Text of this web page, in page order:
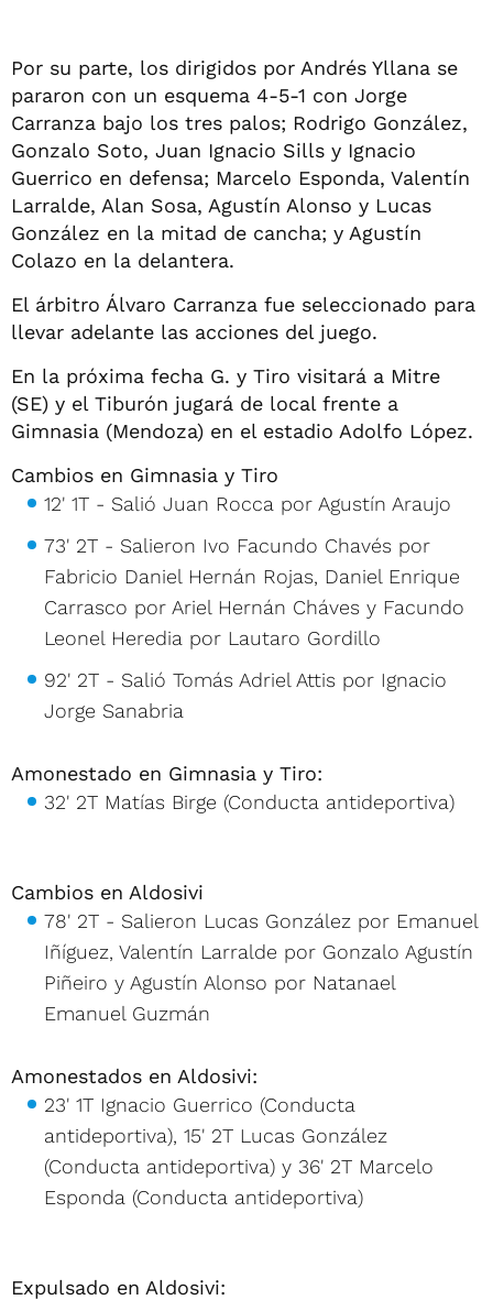
Por su parte, los dirigidos por Andrés Yllana se
pararon con un esquema 4-5-1 con Jorge
Carranza bajo los tres palos; Rodrigo González,
Gonzalo Soto, Juan Ignacio Sills y Ignacio
Guerrico en defensa; Marcelo Esponda, Valentín
Larralde, Alan Sosa, Agustín Alonso y Lucas
González en la mitad de cancha; y Agustín
Colazo en la delantera.
El árbitro Álvaro Carranza fue seleccionado para
llevar adelante las acciones del juego.
En la próxima fecha G. y Tiro visitará a Mitre
(SE) y el Tiburón jugará de local frente a
Gimnasia (Mendoza) en el estadio Adolfo López.
Cambios en Gimnasia y Tiro
12' 1T - Salió Juan Rocca por Agustín Araujo
73' 2T - Salieron Ivo Facundo Chavés por
Fabricio Daniel Hernán Rojas, Daniel Enrique
Carrasco por Ariel Hernán Cháves y Facundo
Leonel Heredia por Lautaro Gordillo
92' 2T - Salió Tomás Adriel Attis por Ignacio
Jorge Sanabria
Amonestado en Gimnasia y Tiro:
32' 2T Matías Birge (Conducta antideportiva)
Cambios en Aldosivi
78' 2T - Salieron Lucas González por Emanuel
Iñíguez, Valentín Larralde por Gonzalo Agustín
Piñeiro y Agustín Alonso por Natanael
Emanuel Guzmán
Amonestados en Aldosivi:
23' 1T Ignacio Guerrico (Conducta
antideportiva), 15' 2T Lucas González
(Conducta antideportiva) y 36' 2T Marcelo
Esponda (Conducta antideportiva)
Expulsado en Aldosivi: